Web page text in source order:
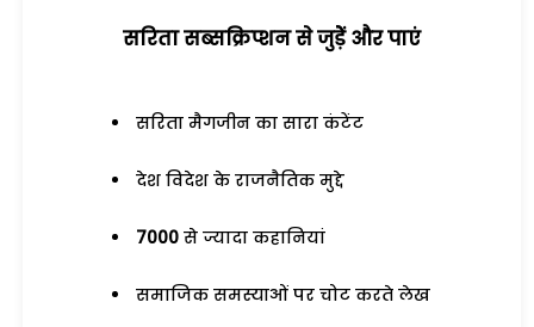
सरिता सब्सक्रिप्शन से जुड़ेें और पाएं
सरिता मैगजीन का सारा कंटेंट
देश विदेश के राजनैतिक मुद्दे
7000 से ज्यादा कहानियां
समाजिक समस्याओं पर चोट करते लेख